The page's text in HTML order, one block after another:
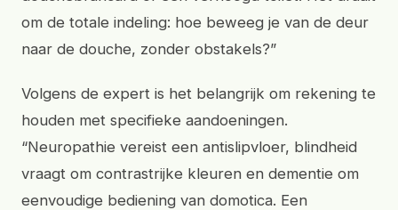
om de totale indeling: hoe beweeg je van de deur
naar de douche, zonder obstakels?”
Volgens de expert is het belangrijk om rekening te
houden met specifieke aandoeningen.
“Neuropathie vereist een antislipvloer, blindheid
vraagt om contrastrijke kleuren en dementie om
eenvoudige bediening van domotica. Een